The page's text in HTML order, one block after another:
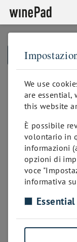
BACK TO
We use
are essential,
this website
È possibile
volontario in
informazioni
opzioni di
voce
informativa
Essential